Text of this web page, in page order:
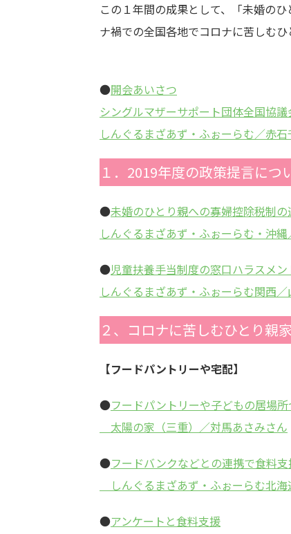
この１年間の成果として、「未婚の
ナ禍での全国各地でコロナに苦しむ
●開会あいさつ
シングルマザーサポート団体全国協
しんぐるまざあず・ふぉーらむ／赤
１．2019年度の政策提言につ
●未婚のひとり親への寡婦控除税制
しんぐるまざあず・ふぉーらむ・沖
●児童扶養手当制度の窓口ハラスメン
しんぐるまざあず・ふぉーらむ関西
２、コロナに苦しむひとり親
【フードパントリーや宅配】
●フードパントリーや子どもの居場所
太陽の家（三重）／対馬あさみさん
●フードバンクなどとの連携で食料
しんぐるまざあず・ふぉーらむ北
●アンケートと食料支援